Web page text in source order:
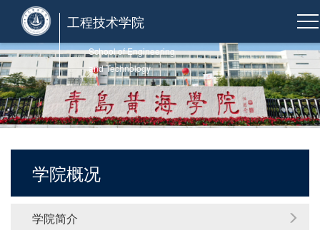
工程技术学院
School of Engineering
and Technology
学院概况
学院简介